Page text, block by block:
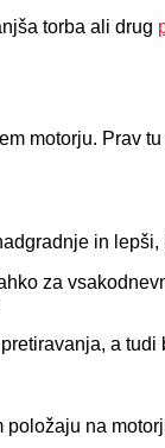
torba ali drug
motorju. Prav
in
za
a tudi
na